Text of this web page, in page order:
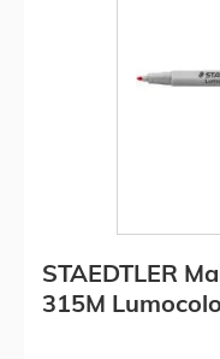
STAEDTLER
315M